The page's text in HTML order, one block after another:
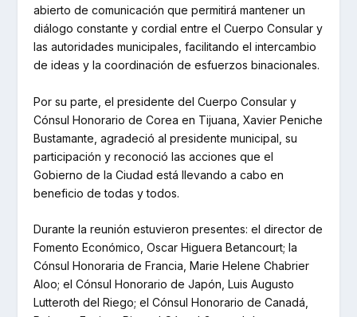
abierto de comunicación que permitirá mantener un
diálogo constante y cordial entre el Cuerpo Consular y
las autoridades municipales, facilitando el intercambio
de ideas y la coordinación de esfuerzos binacionales.
Por su parte, el presidente del Cuerpo Consular y
Cónsul Honorario de Corea en Tijuana, Xavier Peniche
Bustamante, agradeció al presidente municipal, su
participación y reconoció las acciones que el
Gobierno de la Ciudad está llevando a cabo en
beneficio de todas y todos.
Durante la reunión estuvieron presentes: el director de
Fomento Económico, Oscar Higuera Betancourt; la
Cónsul Honoraria de Francia, Marie Helene Chabrier
Aloo; el Cónsul Honorario de Japón, Luis Augusto
Lutteroth del Riego; el Cónsul Honorario de Canadá,